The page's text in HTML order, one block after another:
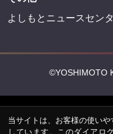
よしもとニュースセン
©YOSHIMOTO
当サイトは、お客様の使い
しています。このダイアロ